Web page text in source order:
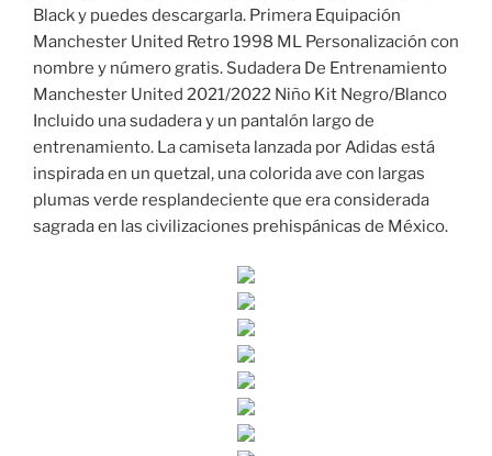
Black y puedes descargarla. Primera Equipación
Manchester United Retro 1998 ML Personalización con
nombre y número gratis. Sudadera De Entrenamiento
Manchester United 2021/2022 Niño Kit Negro/Blanco
Incluido una sudadera y un pantalón largo de
entrenamiento. La camiseta lanzada por Adidas está
inspirada en un quetzal, una colorida ave con largas
plumas verde resplandeciente que era considerada
sagrada en las civilizaciones prehispánicas de México.